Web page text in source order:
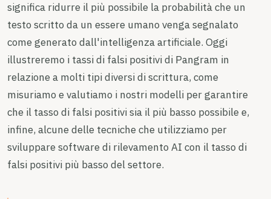
significa ridurre il più possibile la probabilità che un
testo scritto da un essere umano venga segnalato
come generato dall'intelligenza artificiale. Oggi
illustreremo i tassi di falsi positivi di Pangram in
relazione a molti tipi diversi di scrittura, come
misuriamo e valutiamo i nostri modelli per garantire
che il tasso di falsi positivi sia il più basso possibile e,
infine, alcune delle tecniche che utilizziamo per
sviluppare software di rilevamento AI con il tasso di
falsi positivi più basso del settore.